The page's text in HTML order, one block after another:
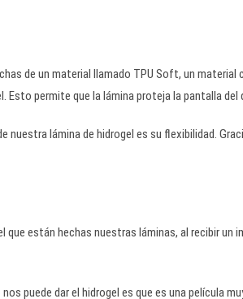
de un material llamado TPU Soft, un
Esto permite que la lámina proteja la pantalla del
nuestra lámina de hidrogel es su flexibilidad.
que están hechas nuestras láminas, al recibir
puede dar el hidrogel es que es una película